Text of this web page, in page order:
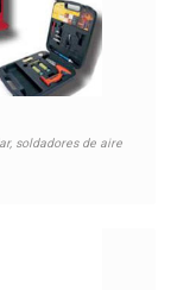
soldadores de aire